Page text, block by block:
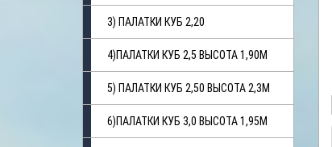
3) ПАЛАТКИ КУБ 2,20
4)ПАЛАТКИ КУБ 2,5 ВЫСОТА 1,90М
5) ПАЛАТКИ КУБ 2,50 ВЫСОТА 2,3М
6)ПАЛАТКИ КУБ 3,0 ВЫСОТА 1,95М